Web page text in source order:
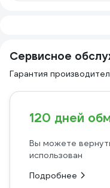
Сервисное
Гарантия
120 дней
Вы можете
использован
Подробнее